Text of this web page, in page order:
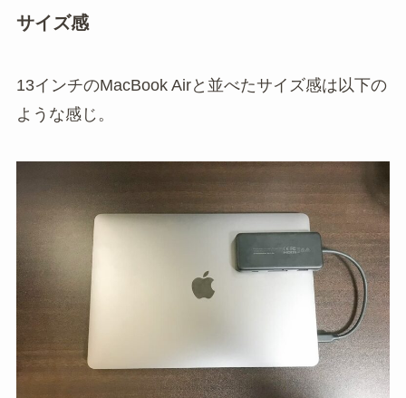
サイズ感
13インチのMacBook Airと並べたサイズ感は以下の
ような感じ。